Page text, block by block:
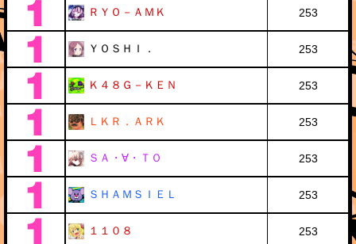
ＲＹＯ－ＡＭＫ 253
ＹＯＳＨＩ． 253
Ｋ４８Ｇ－ＫＥＮ 253
ＬＫＲ．ＡＲＫ 253
ＳＡ・∀・ＴＯ 253
ＳＨＡＭＳＩＥＬ 253
１１０８ 253